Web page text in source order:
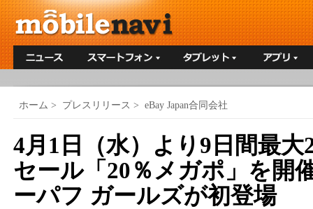
ホーム > プレスリリース > eBay Japan合同会社
4月1日（水）より9日間最
セール「20％メガポ」を開
ーパフ ガールズが初登場